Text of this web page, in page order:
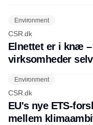
Environment
CSR.dk
Elnettet er i knæ
virksomheder
Environment
CSR.dk
EU's nye ETS-
mellem